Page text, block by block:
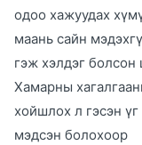
одоо хажуудах
маань сайн
гэж хэлдэг болсон
Хамарны
хойшлох л гэсэн үг
мэдсэн болохоор